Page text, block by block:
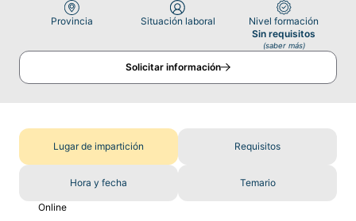
Provincia Situación laboral
Nivel formación
Sin requisitos
(saber más)
Solicitar información
Lugar de impartición Requisitos
Hora y fecha Temario
Online